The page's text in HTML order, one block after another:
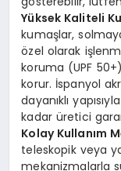
Yüksek Kaliteli
kumaşlar,
özel olarak
koruma (UPF
korur. İspanyol
dayanıklı
kadar üretici
Kolay Kullanım
teleskopik veya
mekanizmalarla